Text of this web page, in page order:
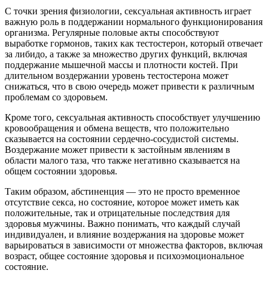
С точки зрения физиологии, сексуальная активность играет
важную роль в поддержании нормального функционирования
организма. Регулярные половые акты способствуют
выработке гормонов, таких как тестостерон, который отвечает
за либидо, а также за множество других функций, включая
поддержание мышечной массы и плотности костей. При
длительном воздержании уровень тестостерона может
снижаться, что в свою очередь может привести к различным
проблемам со здоровьем.
Кроме того, сексуальная активность способствует улучшению
кровообращения и обмена веществ, что положительно
сказывается на состоянии сердечно-сосудистой системы.
Воздержание может привести к застойным явлениям в
области малого таза, что также негативно сказывается на
общем состоянии здоровья.
Таким образом, абстиненция — это не просто временное
отсутствие секса, но состояние, которое может иметь как
положительные, так и отрицательные последствия для
здоровья мужчины. Важно понимать, что каждый случай
индивидуален, и влияние воздержания на здоровье может
варьироваться в зависимости от множества факторов, включая
возраст, общее состояние здоровья и психоэмоциональное
состояние.